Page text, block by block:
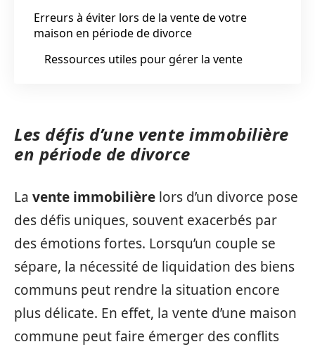
Erreurs à éviter lors de la vente de votre
maison en période de divorce
Ressources utiles pour gérer la vente
Les défis d’une vente immobilière
en période de divorce
La vente immobilière lors d’un divorce pose
des défis uniques, souvent exacerbés par
des émotions fortes. Lorsqu’un couple se
sépare, la nécessité de liquidation des biens
communs peut rendre la situation encore
plus délicate. En effet, la vente d’une maison
commune peut faire émerger des conflits